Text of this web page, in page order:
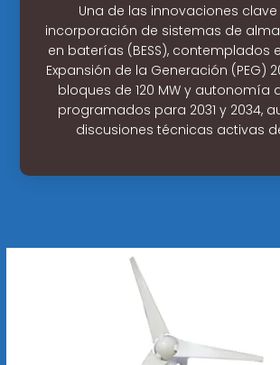
Una de las innovaciones
incorporación de sistemas de
en baterías (BESS), contemplados
Expansión de la Generación (PEG)
bloques de 120 MW y autonomía
programados para 2031 y 2034,
discusiones técnicas activas